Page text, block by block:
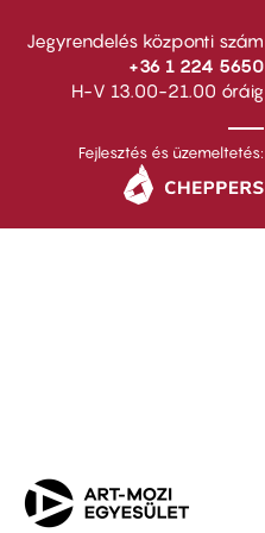
Jegyrendelés központi szám
+36 1 224 5650
H-V 13.00-21.00 óráig
Fejlesztés és üzemeltetés: